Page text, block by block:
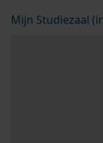
Mijn Studiezaal